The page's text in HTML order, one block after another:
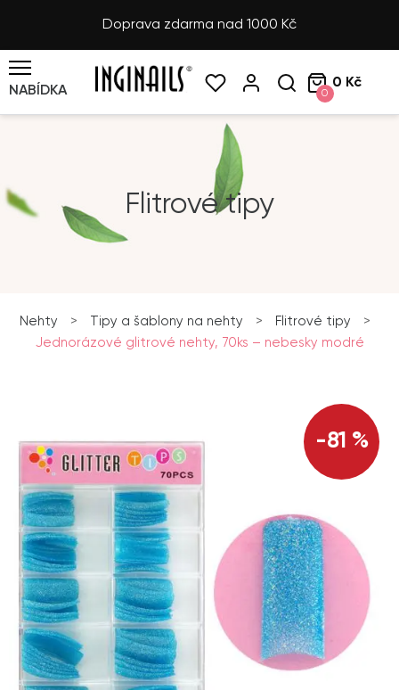
Doprava zdarma nad 1000 Kč
NABÍDKA 0
0 Kč
Flitrové tipy
Nehty > Tipy a šablony na nehty > Flitrové tipy
>
Jednorázové glitrové nehty, 70ks – nebesky modré
-81 %